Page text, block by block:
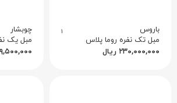
باروس ۱
مبل تک‌ نفره روما پلاس
۲۳۰,۰۰۰,۰۰۰ ریال
چوبشار
مبل یک